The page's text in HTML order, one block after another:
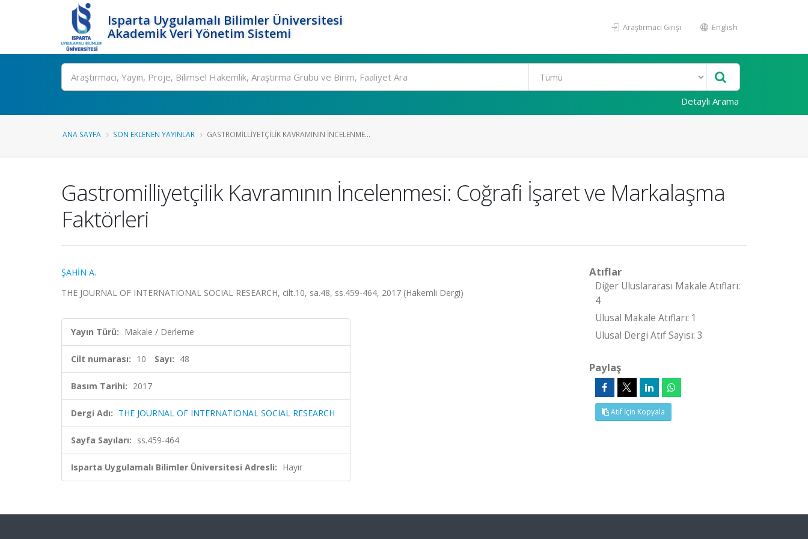
Isparta Uygulamalı Bilimler Üniversitesi
Akademik Veri Yönetim Sistemi
Araştırmacı Girişi English
Ara
Detaylı Arama
ANA SAYFA SON EKLENEN YAYINLAR GASTROMILLIYETÇILIK KAVRAMININ İNCELENME...
Gastromilliyetçilik Kavramının İncelenmesi: Coğrafi İşaret ve Markalaşma
Faktörleri
ŞAHİN A.
THE JOURNAL OF INTERNATIONAL SOCIAL RESEARCH, cilt.10, sa.48, ss.459-464, 2017 (Hakemli Dergi)
Yayın Türü: Makale / Derleme
Cilt numarası: 10 Sayı: 48
Basım Tarihi: 2017
Dergi Adı: THE JOURNAL OF INTERNATIONAL SOCIAL RESEARCH
Sayfa Sayıları: ss.459-464
Isparta Uygulamalı Bilimler Üniversitesi Adresli: Hayır
Atıflar
Diğer Uluslararası Makale Atıfları:
4
Ulusal Makale Atıfları: 1
Ulusal Dergi Atıf Sayısı: 3
Paylaş
Atıf İçin Kopyala